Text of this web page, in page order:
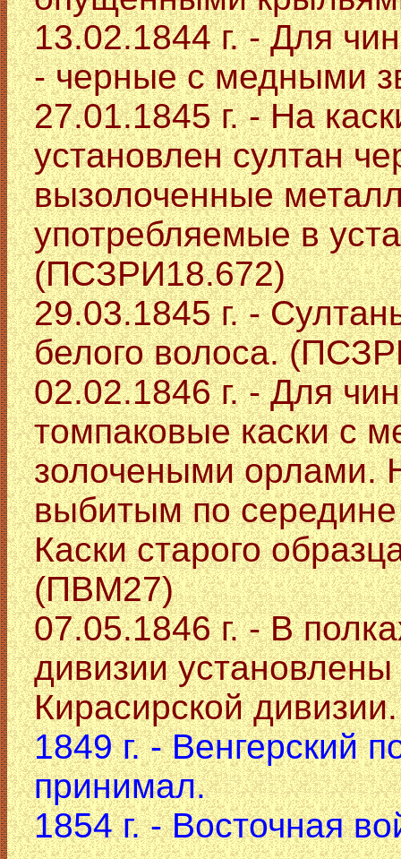
13.02.1844 г. - Для
- черные с медными
27.01.1845 г. - На
установлен султан
вызолоченные
употребляемые в
(ПСЗРИ18.672)
29.03.1845 г. -
белого волоса.
02.02.1846 г. - Для
томпаковые каски с
золочеными орлами.
выбитым по
Каски старого
(ПВМ27)
07.05.1846 г. - В
дивизии
Кирасирской
1849 г. - Венгерский
принимал.
1854 г. - Восточная